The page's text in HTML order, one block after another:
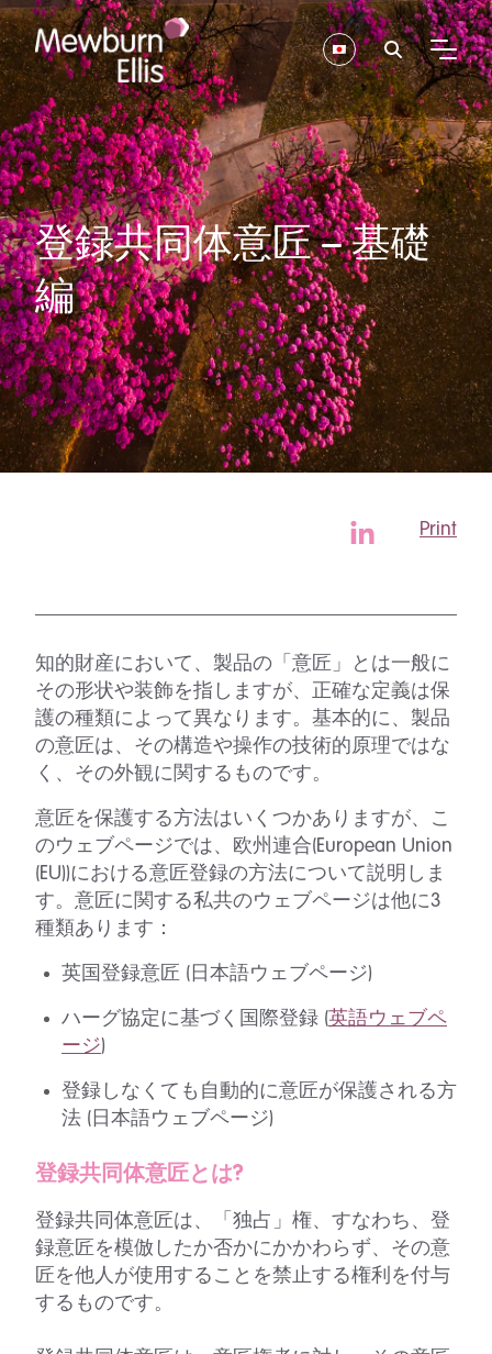
登録共同体意匠 – 基礎
編
Print
知的財産において、製品の「意匠」とは一般に
その形状や装飾を指しますが、正確な定義は保
護の種類によって異なります。基本的に、製品
の意匠は、その構造や操作の技術的原理ではな
く、その外観に関するものです。
意匠を保護する方法はいくつかありますが、こ
のウェブページでは、欧州連合(European Union
(EU))における意匠登録の方法について説明しま
す。意匠に関する私共のウェブページは他に3
種類あります：
英国登録意匠 (日本語ウェブページ)
ハーグ協定に基づく国際登録 (英語ウェブペ
ージ)
登録しなくても自動的に意匠が保護される方
法 (日本語ウェブページ)
登録共同体意匠とは?
登録共同体意匠は、「独占」権、すなわち、登
録意匠を模倣したか否かにかかわらず、その意
匠を他人が使用することを禁止する権利を付与
するものです。